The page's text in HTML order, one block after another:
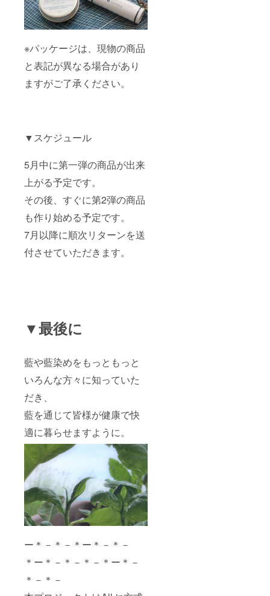
※パッケージは、現物の商品
と表記が異なる場合があり
ますがご了承ください。
▼スケジュール
5月中に第一弾の商品が出来
上がる予定です。
その後、すぐに第2弾の商品
も作り始める予定です。
7月以降に順次リターンを送
付させていただきます。
▼最後に
藍や藍染めをもっともっと
いろんな方々に知っていた
だき、
藍を通じて皆様が健康で快
適に暮らせますように。
ー＊－＊－＊ー＊－＊－
＊ー＊－＊－＊－＊ー＊－
＊－＊－